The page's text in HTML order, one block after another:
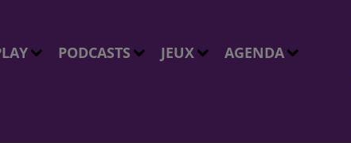
PODCASTS JEUX AGENDA